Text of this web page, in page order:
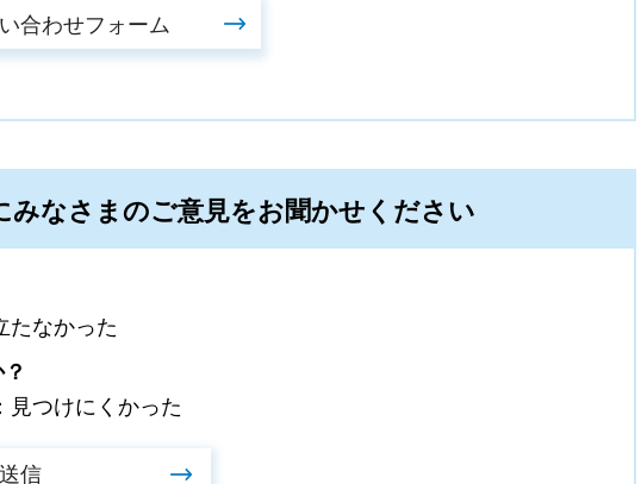
なさまのご意見をお聞かせください
たなかった
見つけにくかった